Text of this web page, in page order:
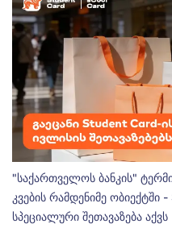
"საქართველოს ბანკის"
კვების რამდენიმე
სპეციალური შეთავაზება აქვს